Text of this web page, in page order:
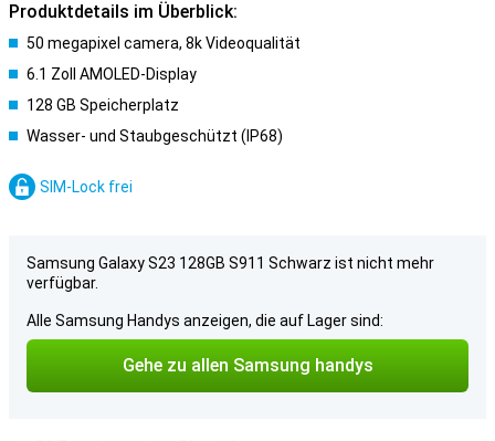
Produktdetails im Überblick:
50 megapixel camera, 8k Videoqualität
6.1 Zoll AMOLED-Display
128 GB Speicherplatz
Wasser- und Staubgeschützt (IP68)
SIM-Lock frei
Samsung Galaxy S23 128GB S911 Schwarz ist nicht mehr
verfügbar.
Alle Samsung Handys anzeigen, die auf Lager sind:
Gehe zu allen Samsung handys